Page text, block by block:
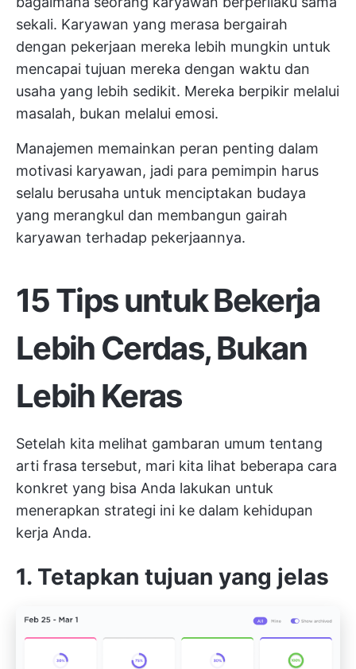
sekali. Karyawan yang merasa bergairah
dengan pekerjaan mereka lebih mungkin untuk
mencapai tujuan mereka dengan waktu dan
usaha yang lebih sedikit. Mereka berpikir melalui
masalah, bukan melalui emosi.
Manajemen memainkan peran penting dalam
motivasi karyawan, jadi para pemimpin harus
selalu berusaha untuk menciptakan budaya
yang merangkul dan membangun gairah
karyawan terhadap pekerjaannya.
15 Tips untuk Bekerja
Lebih Cerdas, Bukan
Lebih Keras
Setelah kita melihat gambaran umum tentang
arti frasa tersebut, mari kita lihat beberapa cara
konkret yang bisa Anda lakukan untuk
menerapkan strategi ini ke dalam kehidupan
kerja Anda.
1. Tetapkan tujuan yang jelas